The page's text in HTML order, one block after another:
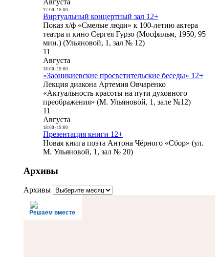
Августа
17:00- 18:00
Виртуальный концертный зал 12+
Показ х/ф «Смелые люди» к 100-летию актера
театра и кино Сергея Гурзо (Мосфильм, 1950, 95
мин.) (Ульяновой, 1, зал № 12)
11
Августа
18:00- 19:00
«Заоникиевские просветительские беседы» 12+
Лекция диакона Артемия Овчаренко
«Актуальность красоты на пути духовного
преображения» (М. Ульяновой, 1, зале №12)
11
Августа
18:00- 19:00
Презентация книги 12+
Новая книга поэта Антона Чёрного «Сбор» (ул.
М. Ульяновой, 1, зал № 20)
Архивы
Архивы
Решаем вместе